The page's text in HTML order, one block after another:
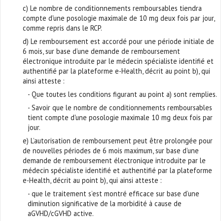
c) Le nombre de conditionnements remboursables tiendra
compte d'une posologie maximale de 10 mg deux fois par jour,
comme repris dans le RCP.
d) Le remboursement est accordé pour une période initiale de
6 mois, sur base d’une demande de remboursement
électronique introduite par le médecin spécialiste identifié et
authentifié par la plateforme e-Health, décrit au point b), qui
ainsi atteste :
- Que toutes les conditions figurant au point a) sont remplies.
- Savoir que le nombre de conditionnements remboursables
tient compte d'une posologie maximale 10 mg deux fois par
jour.
e) L’autorisation de remboursement peut être prolongée pour
de nouvelles périodes de 6 mois maximum, sur base d’une
demande de remboursement électronique introduite par le
médecin spécialiste identifié et authentifié par la plateforme
e-Health, décrit au point b), qui ainsi atteste :
- que le traitement s’est montré efficace sur base d’une
diminution significative de la morbidité à cause de
aGVHD/cGVHD active.